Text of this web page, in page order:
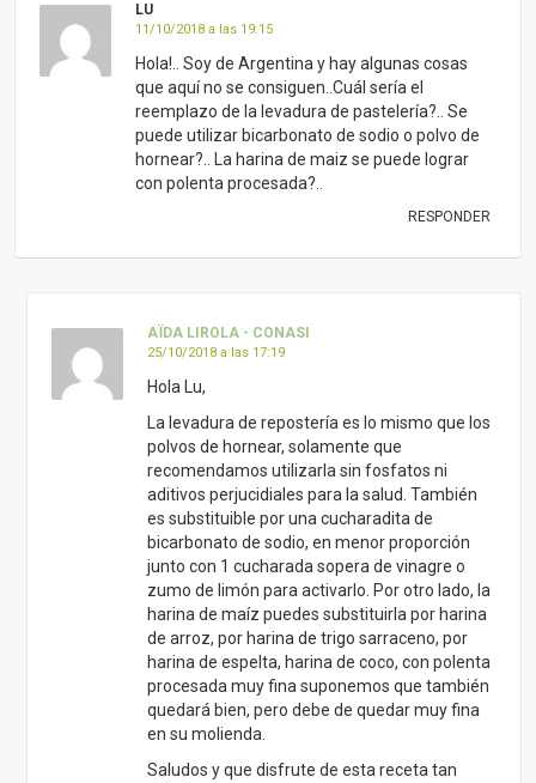
LU
11/10/2018 a las 19:15
Hola!.. Soy de Argentina y hay algunas cosas
que aquí no se consiguen..Cuál sería el
reemplazo de la levadura de pastelería?.. Se
puede utilizar bicarbonato de sodio o polvo de
hornear?.. La harina de maiz se puede lograr
con polenta procesada?..
RESPONDER
AÏDA LIROLA - CONASI
25/10/2018 a las 17:19
Hola Lu,
La levadura de repostería es lo mismo que los
polvos de hornear, solamente que
recomendamos utilizarla sin fosfatos ni
aditivos perjucidiales para la salud. También
es substituible por una cucharadita de
bicarbonato de sodio, en menor proporción
junto con 1 cucharada sopera de vinagre o
zumo de limón para activarlo. Por otro lado, la
harina de maíz puedes substituirla por harina
de arroz, por harina de trigo sarraceno, por
harina de espelta, harina de coco, con polenta
procesada muy fina suponemos que también
quedará bien, pero debe de quedar muy fina
en su molienda.
Saludos y que disfrute de esta receta tan